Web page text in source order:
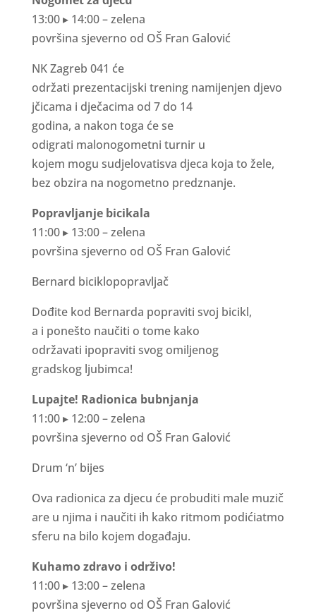
13:00▸ 14:00 –zelena
površina sjeverno od OŠ Fran Galović
NKZagreb 041 će
održati prezentacijski trening namijenjen djevo
jčicama i dječacima od 7 do 14
godina, a nakon toga ćese
odigrati malonogometni turniru
kojem mogu sudjelovatisva djeca koja to žele,
bez obzira na nogometno predznanje.
Popravljanje bicikala
11:00▸ 13:00 –zelena
površina sjeverno od OŠ Fran Galović
Bernard biciklopopravljač
Dođite kod Bernarda popraviti svoj bicikl,
a i ponešto naučiti o tome kako
održavati ipopraviti svog omiljenog
gradskog ljubimca!
Lupajte! Radionica bubnjanja
11:00▸ 12:00 –zelena
površina sjeverno od OŠ Fran Galović
Drum ‘n’ bijes
Ova radionica za djecu će probuditi male muzič
are u njima i naučiti ih kako ritmom podićiatmo
sferu na bilo kojem događaju.
Kuhamozdravo i održivo!
11:00▸ 13:00 –zelena
površina sjeverno od OŠ Fran Galović